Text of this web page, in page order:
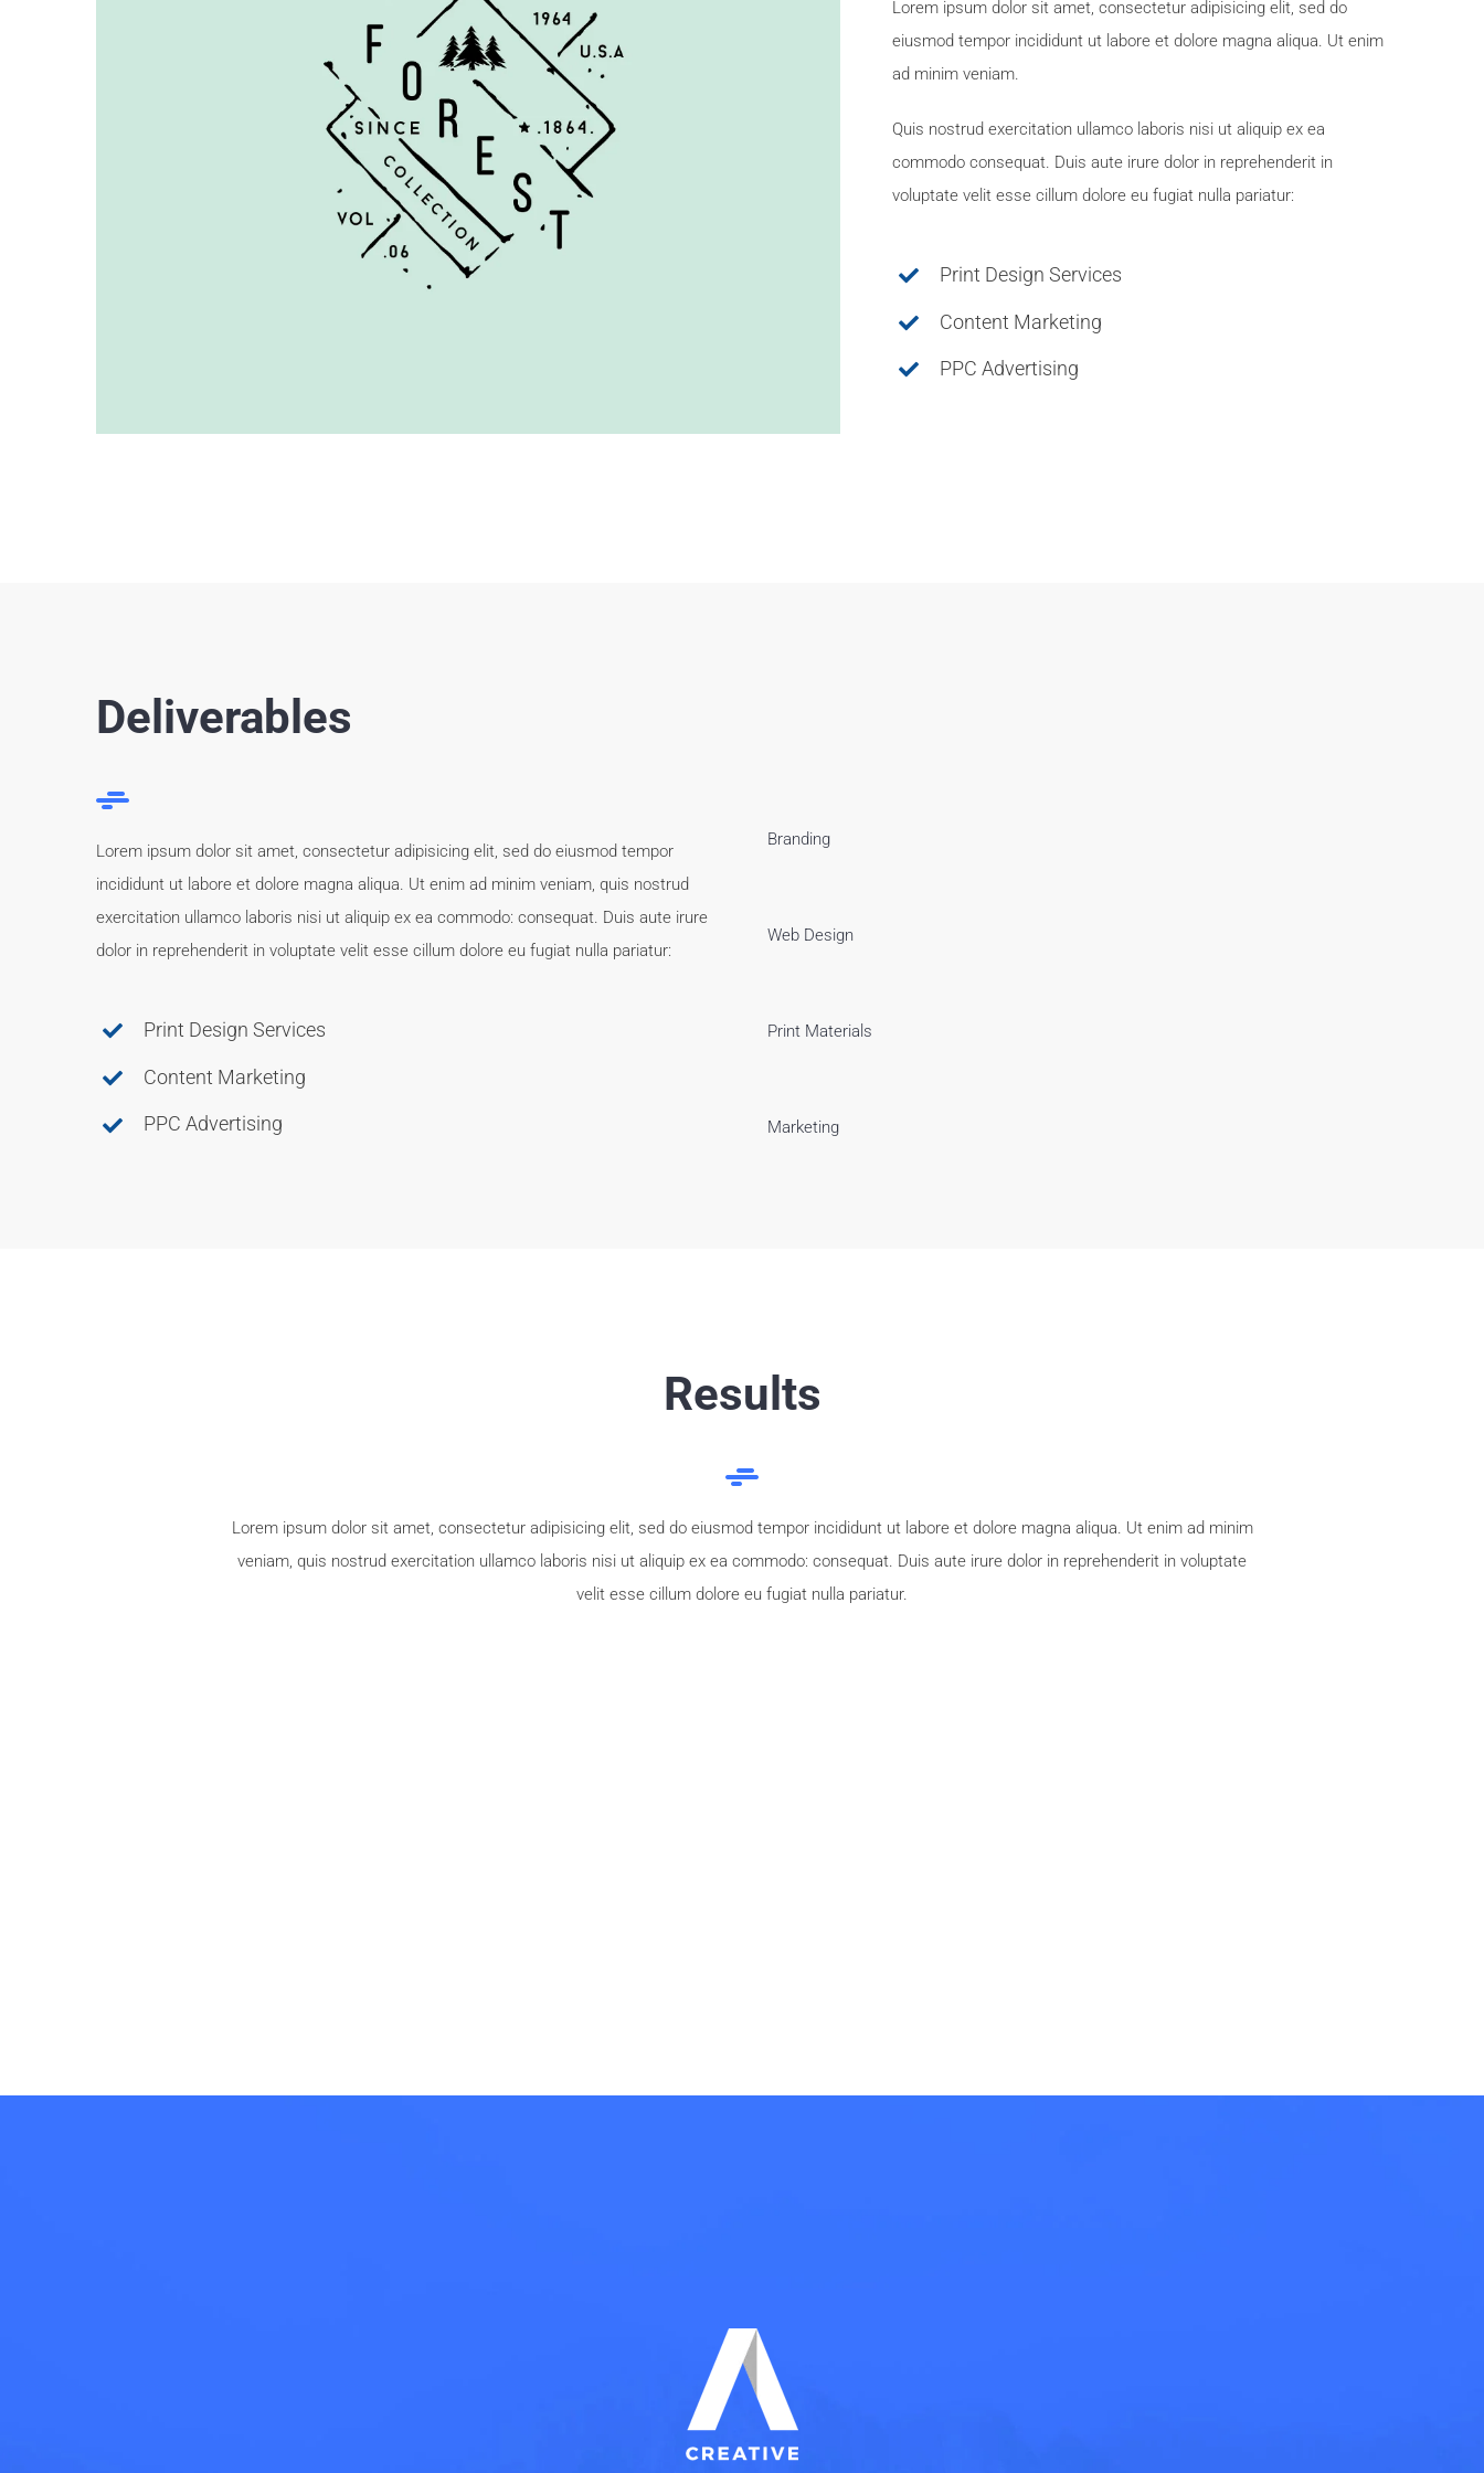
Lorem ipsum dolor sit amet, consectetur adipisicing elit, sed do
eiusmod tempor incididunt ut labore et dolore magna aliqua. Ut enim
ad minim veniam.
Quis nostrud exercitation ullamco laboris nisi ut aliquip ex ea
commodo consequat. Duis aute irure dolor in reprehenderit in
voluptate velit esse cillum dolore eu fugiat nulla pariatur:
Print Design Services
Content Marketing
PPC Advertising
Deliverables
Lorem ipsum dolor sit amet, consectetur adipisicing elit, sed do eiusmod tempor
incididunt ut labore et dolore magna aliqua. Ut enim ad minim veniam, quis nostrud
exercitation ullamco laboris nisi ut aliquip ex ea commodo: consequat. Duis aute irure
dolor in reprehenderit in voluptate velit esse cillum dolore eu fugiat nulla pariatur:
Print Design Services
Content Marketing
PPC Advertising
Branding
Web Design
Print Materials
Marketing
Results
Lorem ipsum dolor sit amet, consectetur adipisicing elit, sed do eiusmod tempor incididunt ut labore et dolore magna aliqua. Ut enim ad minim
veniam, quis nostrud exercitation ullamco laboris nisi ut aliquip ex ea commodo: consequat. Duis aute irure dolor in reprehenderit in voluptate
velit esse cillum dolore eu fugiat nulla pariatur.